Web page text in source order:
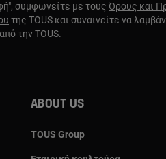
συμφωνείτε με τους Όρους και
της TOUS και συναινείτε να
την TOUS.
About us
TOUS Group